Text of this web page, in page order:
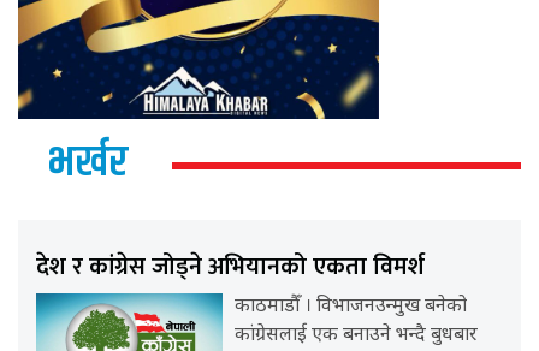
भर्खर
देश र कांग्रेस जोड्ने अभियानको एकता विमर्श
काठमाडौँ । विभाजनउन्मुख बनेको
कांग्रेसलाई एक बनाउने भन्दै बुधबार